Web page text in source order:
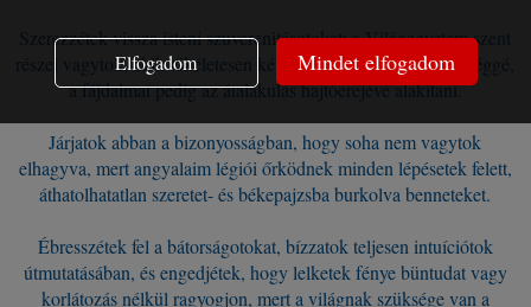
Szerezzétek vissza isteni szuverenitásotokat; a Világegyetem szent
részei vagytok, akik tökéletesen képesek a sötétséget bölcsességgé,
a fájdalmat pedig az átalakulás hajtóerejévé alakítani.
Járjatok abban a bizonyosságban, hogy soha nem vagytok
elhagyva, mert angyalaim légiói őrködnek minden lépésetek felett,
áthatolhatatlan szeretet- és békepajzsba burkolva benneteket.
Ébresszétek fel a bátorságotokat, bízzatok teljesen intuíciótok
útmutatásában, és engedjétek, hogy lelketek fénye büntudat vagy
korlátozás nélkül ragyogjon, mert a világnak szüksége van a
Elfogadom Mindet elfogadom